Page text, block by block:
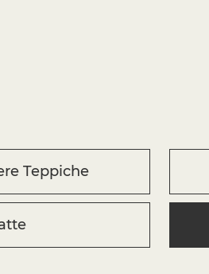
Teppiche